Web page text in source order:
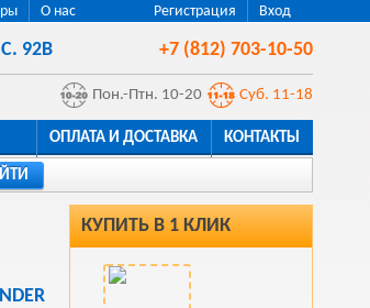
Регистрация Вход
О нас
92В +7 (812) 703-10-50
Пон.-Птн. 10-20 Суб. 11-18
ОПЛАТА И ДОСТАВКА КОНТАКТЫ
КУПИТЬ В 1 КЛИК